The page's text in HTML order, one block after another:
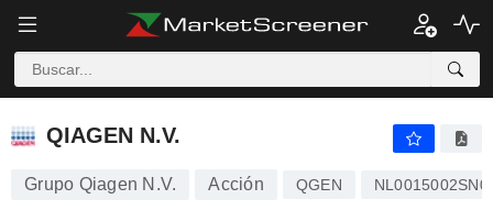
QIAGEN N.V.
QIAGEN N.V.
Grupo Qiagen N.V. Acción QGEN NL0015002SN0